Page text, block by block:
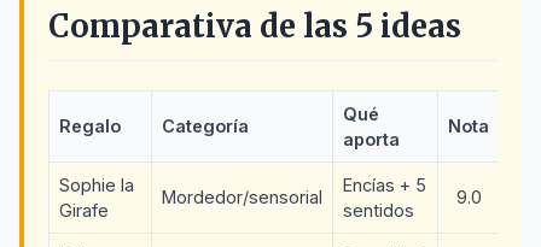
Comparativa de las 5 ideas
Regalo Categoría
Qué
aporta
Nota
Sophie la
Girafe
Mordedor/sensorial
Encías + 5
sentidos
9.0